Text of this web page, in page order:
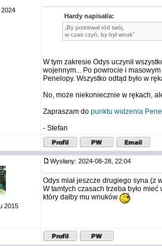
2024
Hardy napisał/a:
„By przetrwał ród twój,
w czas czyń, by był wnuk”
W tym zakresie Odys uczynił
wojennym... Po powrocie i
Penelopy. Wszystko odtąd było w
No, może niekoniecznie w rękach,
Zapraszam do punktu widzenia
- Stefan
2015
Wysłany: 2024-08-28, 22:04
Odys miał jeszcze drugiego syna (z
W tamtych czasach trzeba było
który dałby mu wnuków